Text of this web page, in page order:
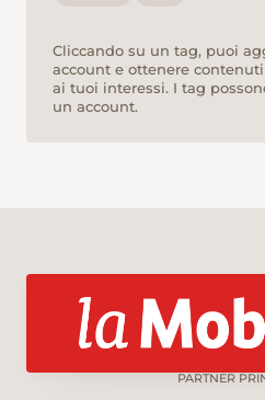
Cliccando su un tag, puoi
account e ottenere
ai tuoi interessi. I tag
un account.
PARTNER